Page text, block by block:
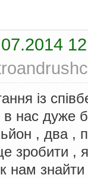
із
нас дуже
, два ,
зробити ,
нам